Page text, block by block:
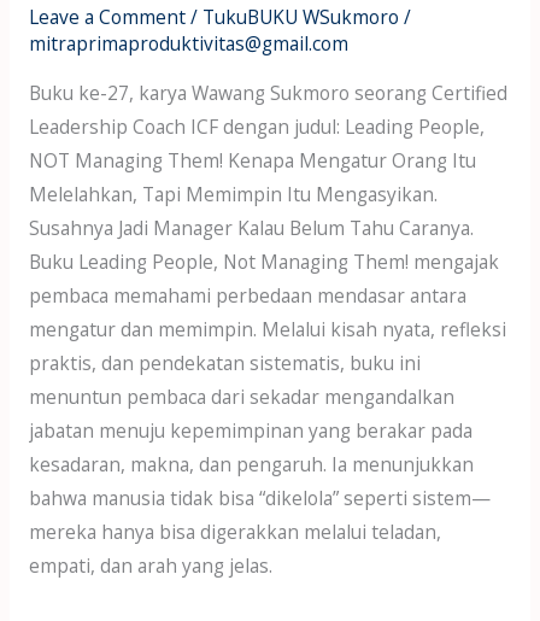
Leave a Comment/ TukuBUKU WSukmoro /
mitraprimaproduktivitas@gmail.com
Buku ke-27, karya Wawang Sukmoro seorang Certified
Leadership Coach ICF dengan judul: Leading People,
NOT Managing Them! Kenapa Mengatur Orang Itu
Melelahkan, Tapi Memimpin Itu Mengasyikan.
Susahnya Jadi Manager Kalau Belum Tahu Caranya.
Buku Leading People, Not Managing Them! mengajak
pembaca memahami perbedaan mendasar antara
mengatur dan memimpin. Melalui kisah nyata, refleksi
praktis, dan pendekatan sistematis, buku ini
menuntun pembaca dari sekadar mengandalkan
jabatan menuju kepemimpinan yang berakar pada
kesadaran, makna, dan pengaruh. Ia menunjukkan
bahwa manusia tidak bisa “dikelola” seperti sistem—
mereka hanya bisa digerakkan melalui teladan,
empati, dan arah yang jelas.